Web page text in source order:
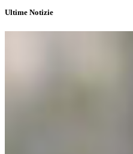
Ultime Notizie